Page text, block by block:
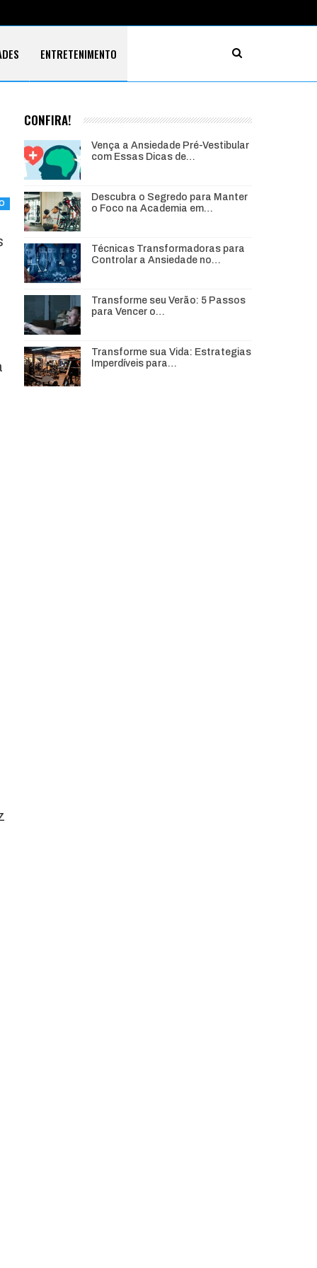
ENTRETENIMENTO
CONFIRA!
Vença a Ansiedade Pré-Vestibular
com Essas Dicas de…
Descubra o Segredo para Manter
o Foco na Academia em…
Técnicas Transformadoras para
Controlar a Ansiedade no…
Transforme seu Verão: 5 Passos
para Vencer o…
Transforme sua Vida: Estrategias
Imperdíveis para…